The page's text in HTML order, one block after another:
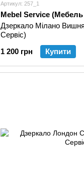
Артикул: 257_1
Mebel Service (Мебель
Дзеркало Мілано
Сервіс)
1 200 грн
Купити